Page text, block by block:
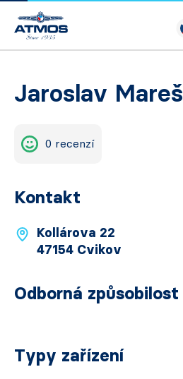
Jaroslav Mareš
0 recenzí
Kontakt
Kollárova 22
47154 Cvikov
Odborná způsobilost
Typy zařízení